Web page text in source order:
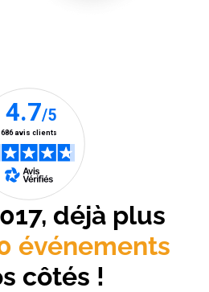
déjà plus
événements
côtés !